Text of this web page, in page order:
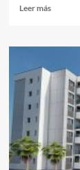
Leer másLeer
Almería
este
fin
semana
Final
del